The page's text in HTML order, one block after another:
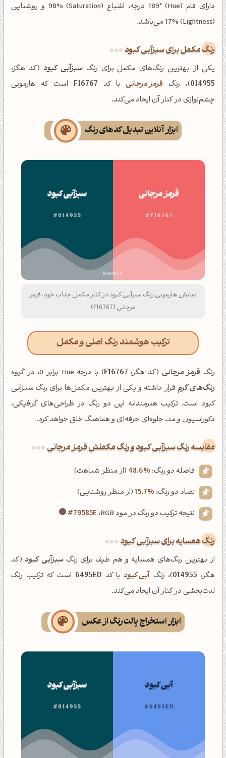
دارای فام (Hue) 189° درجه، اشباع (Saturation) 98% و روشنایی
(Lightness) 17% می‌باشد.
رنگ مکمل برای سبزآبی کبود
یکی از بهترین رنگ‌های مکمل برای رنگسبزآبی کبود (کد هگز:
014955)، رنگ قرمز مرجانیبا کد F16767 است که هارمونی
چشم‌نوازی در کنار آن ایجاد می‌کند.
ابزار آنلاین تبدیل کدهای رنگ
نمایش هارمونی رنگ سبزآبی کبود در کنار مکمل جذاب خود، قرمز
مرجانی (F16767)
ترکیب هوشمند رنگ اصلی و مکمل
رنگ قرمز مرجانی (کد هگز: F16767) با درجه Hue برابر 0، در گروه
رنگ‌های گرم قرار داشته و یکی از بهترین مکمل‌ها برای رنگ سبزآبی
کبود است. ترکیب هنرمندانه این دو رنگ در طراحی‌های گرافیکی،
دکوراسیون و مد، جلوه‌ای حرفه‌ای و هماهنگ خلق خواهد کرد.
‌مقایسه رنگ سبزآبی کبود و رنگ مکملش قرمز مرجانی
فاصله دو رنگ: 48.6% (از منظر شباهت)
تضاد دو رنگ: 15.7%(از منظر روشنایی)
نتیجه ترکیب دو رنگ در مود RGB:
#79585E
رنگ همسایه برای سبزآبی کبود
از بهترین رنگ‌های همسایه و هم طیف برای رنگسبزآبی کبود (کد
هگز: 014955)، رنگآبی کبود با کد 6495ED است که ترکیب رنگ
لذت‌بخشی در کنار آن ایجاد می‌کند.
ابزار استخراج پالت رنگ از عکس